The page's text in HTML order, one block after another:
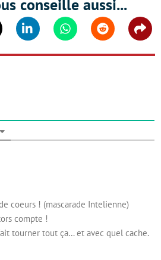
conseille aussi...
Linkedin WhatsappReddit
coeurs ! (mascarade Intelienne)
compte !
tourner tout ça… et avec quel cache.